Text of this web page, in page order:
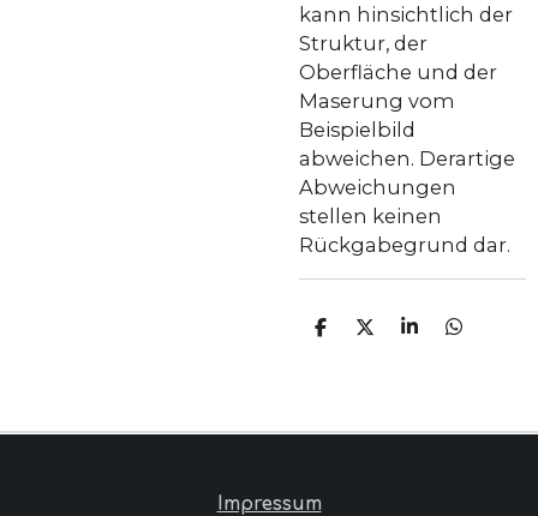
kann hinsichtlich der
Struktur, der
Oberfläche und der
Maserung vom
Beispielbild
abweichen. Derartige
Abweichungen
stellen keinen
Rückgabegrund dar.
T
N
T
N
T
N
T
N
Impressum